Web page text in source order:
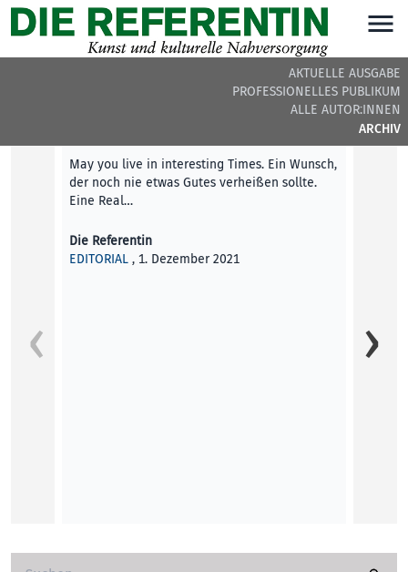
AKTUELLE AUSGABE
PROFESSIONELLES PUBLIKUM
ALLE AUTOR:INNEN
ARCHIV
DIE REFERENTIN #26 - BEITRÄGE DER AUSGABE
May you live in interesting Times. Ein Wunsch,
der noch nie etwas Gutes verheißen sollte.
Eine Real…
Die Referentin
EDITORIAL , 1. Dezember 2021